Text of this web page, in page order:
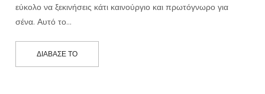
εύκολο να ξεκινήσεις κάτι καινούργιο και πρωτόγνωρο για
σένα. Αυτό το…
ΔΙΆΒΑΣΕ ΤΟ